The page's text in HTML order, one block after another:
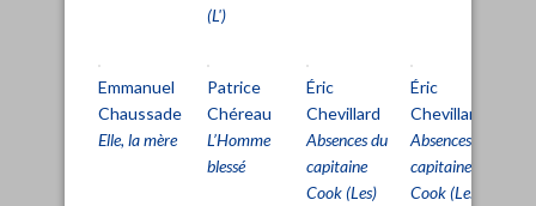
(L')
Emmanuel
Chaussade
Elle, la mère
Patrice
Chéreau
L’Homme
blessé
Éric
Chevillard
Absences du
capitaine
Cook (Les)
Éric
Chevillard
Absences du
capitaine
Cook (Les)